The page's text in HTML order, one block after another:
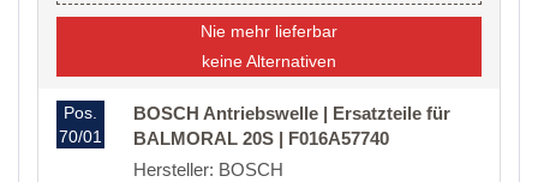
Nie mehr lieferbar
keine Alternativen
Pos.
70/01
BOSCH Antriebswelle | Ersatzteile für
BALMORAL 20S | F016A57740
Hersteller: BOSCH